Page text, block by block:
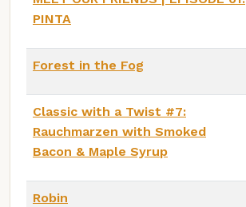
PINTA
Forest in the Fog
Classic with a Twist #7:
Rauchmarzen with Smoked
Bacon & Maple Syrup
Robin